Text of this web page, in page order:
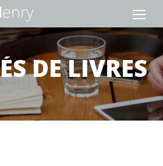
DE LIVRES